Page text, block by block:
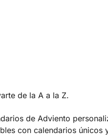
de la A a la Z.
de Adviento
con calendarios únicos